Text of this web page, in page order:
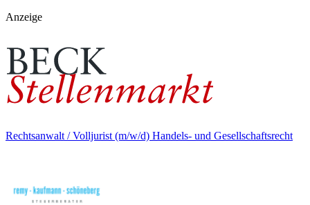
Anzeige
Rechtsanwalt / Volljurist (m/w/d) Handels- und Gesellschaftsrecht